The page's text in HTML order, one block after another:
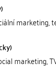
marketing,
marketing,